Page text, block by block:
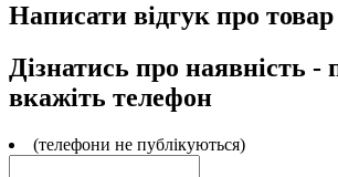
Написати відгук про товар
Дізнатись про наявність -
вкажіть телефон
(телефони не публікуються)